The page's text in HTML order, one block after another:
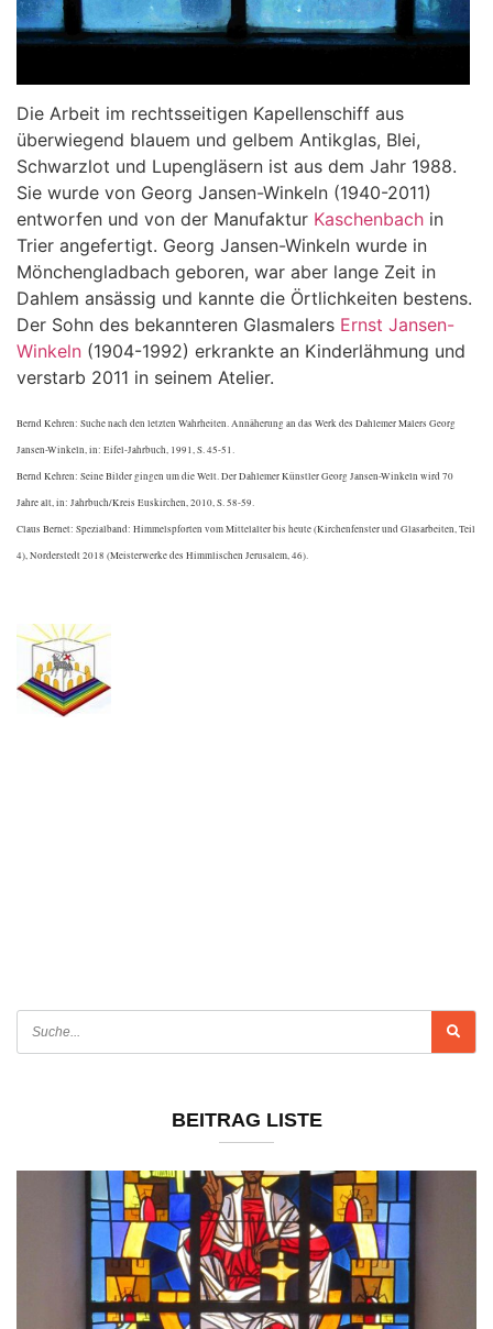
Die Arbeit im rechtsseitigen Kapellenschiff aus
überwiegend blauem und gelbem Antikglas, Blei,
Schwarzlot und Lupengläsern ist aus dem Jahr 1988.
Sie wurde von Georg Jansen-Winkeln (1940-2011)
entworfen und von der Manufaktur Kaschenbach in
Trier angefertigt. Georg Jansen-Winkeln wurde in
Mönchengladbach geboren, war aber lange Zeit in
Dahlem ansässig und kannte die Örtlichkeiten bestens.
Der Sohn des bekannteren Glasmalers Ernst Jansen-
Winkeln (1904-1992) erkrankte an Kinderlähmung und
verstarb 2011 in seinem Atelier.
Bernd Kehren: Suche nach den letzten Wahrheiten. Annäherung an das Werk des Dahlemer Malers Georg
Jansen-Winkeln, in: Eifel-Jahrbuch, 1991, S. 45-51.
Bernd Kehren: Seine Bilder gingen um die Welt. Der Dahlemer Künstler Georg Jansen-Winkeln wird 70
Jahre alt, in: Jahrbuch/Kreis Euskirchen, 2010, S. 58-59.
Claus Bernet: Spezialband: Himmelspforten vom Mittelalter bis heute (Kirchenfenster und Glasarbeiten, Teil
4), Norderstedt 2018 (Meisterwerke des Himmlischen Jerusalem, 46).
BEITRAG LISTE